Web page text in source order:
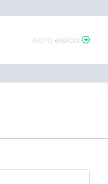
Kohti etelää